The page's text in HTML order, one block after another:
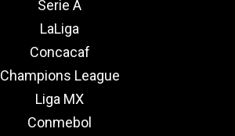
Serie A
LaLiga
Concacaf
Champions League
Liga MX
Conmebol